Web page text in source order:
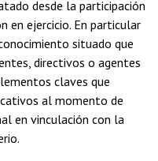
desde la participación
en ejercicio. En particular
situado que
directivos o agentes
claves que
al momento de
en vinculación con la